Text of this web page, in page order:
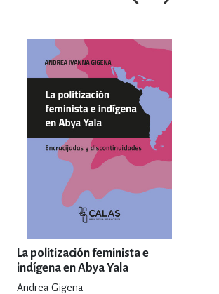
La politización feminista e
indígena en Abya Yala
Andrea Gigena